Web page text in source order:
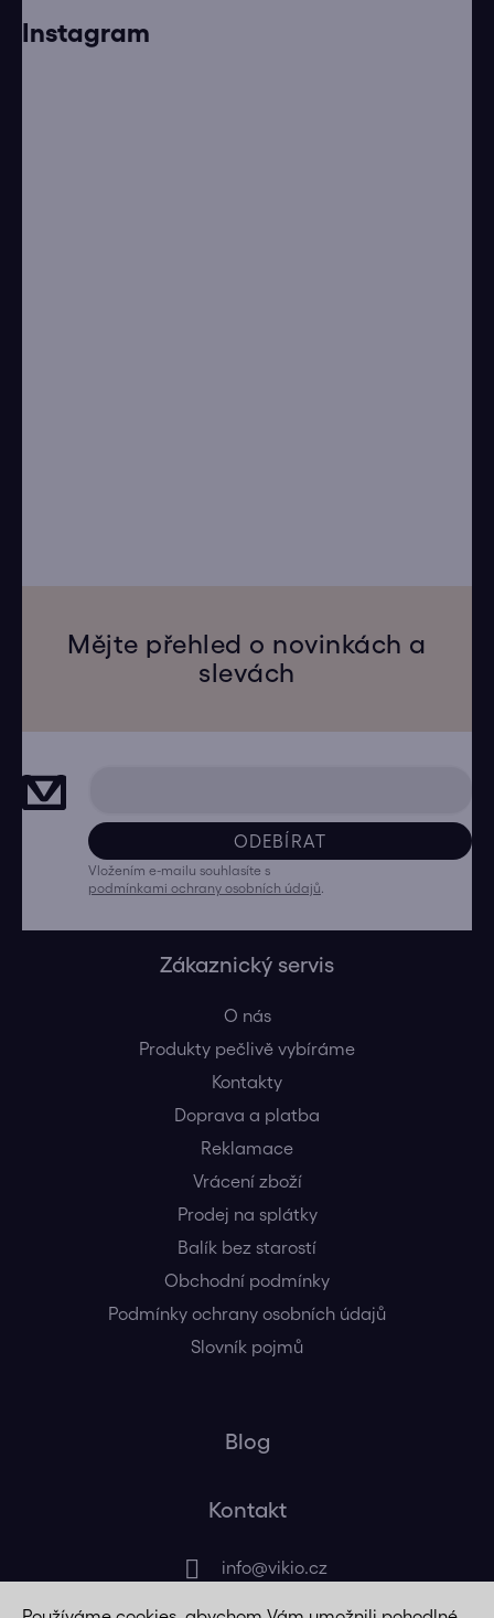
Instagram
Mějte přehled o novinkách a
slevách
ODEBÍRAT
Vložením e-mailu souhlasíte s
podmínkami ochrany osobních údajů
Zákaznický servis
O nás
Produkty pečlivě vybíráme
Kontakty
Doprava a platba
Reklamace
Vrácení zboží
Prodej na splátky
Balík bez starostí
Obchodní podmínky
Podmínky ochrany osobních údajů
Slovník pojmů
Blog
Kontakt
info@vikio.cz